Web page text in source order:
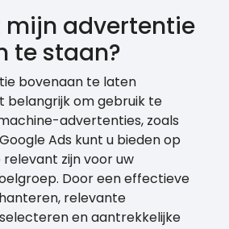
mijn advertentie
te staan?
bovenaan te laten
belangrijk om gebruik te
advertenties, zoals
Ads kunt u bieden op
zijn voor uw
Door een effectieve
relevante
en aantrekkelijke